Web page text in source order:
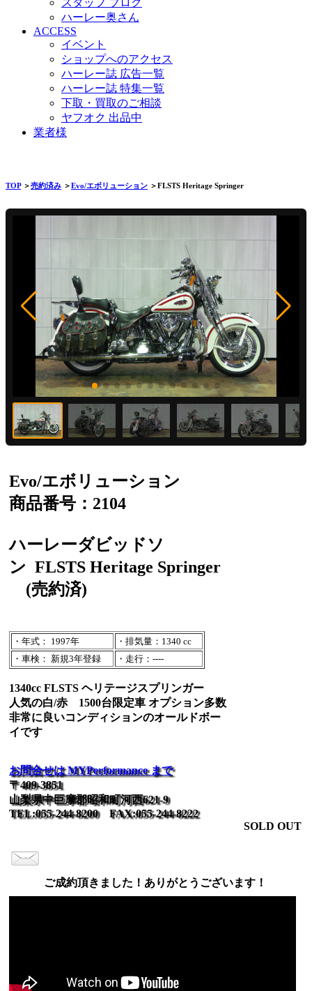
スタッフ ブログ
ハーレー奥さん
ACCESS
イベント
ショップへのアクセス
ハーレー誌 広告一覧
ハーレー誌 特集一覧
下取・買取のご相談
ヤフオク 出品中
業者様
TOP＞売約済み ＞Evo/エボリューション ＞FLSTS Heritage Springer
Evo/エボリューション
商品番号：2104
ハーレーダビッドソ
ン FLSTS Heritage Springer
(売約済)
・年式： 1997年
・排気量：1340 cc
・車検： 新規3年登録
・走行：----
1340cc FLSTS ヘリテージスプリンガー
人気の白/赤 1500台限定車 オプション多数
非常に良いコンディションのオールドボー
イです
お問合せは MYPerformance まで
〒409-3851
山梨県中巨摩郡昭和町河西621-9
TEL:055-244-8200 FAX:055-244-8222
SOLD OUT
ご成約頂きました！ありがとうございます！